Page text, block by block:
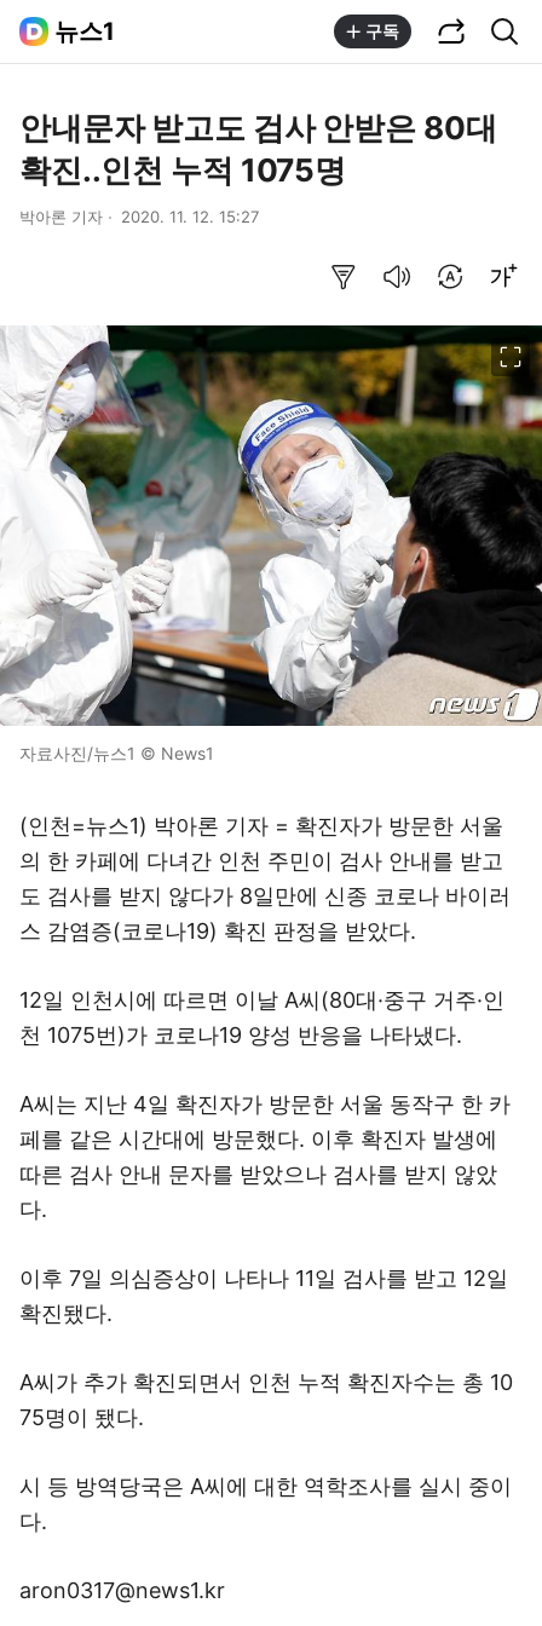
뉴스1 구독
안내문자 받고도 검사 안받은 80대
확진..인천 누적 1075명
박아론 기자 2020. 11. 12. 15:27
자료사진/뉴스1 © News1
(인천=뉴스1) 박아론 기자 = 확진자가 방문한 서울
의 한 카페에 다녀간 인천 주민이 검사 안내를 받고
도 검사를 받지 않다가 8일만에 신종 코로나 바이러
스 감염증(코로나19) 확진 판정을 받았다.
12일 인천시에 따르면 이날 A씨(80대·중구 거주·인
천 1075번)가 코로나19 양성 반응을 나타냈다.
A씨는 지난 4일 확진자가 방문한 서울 동작구 한 카
페를 같은 시간대에 방문했다. 이후 확진자 발생에
따른 검사 안내 문자를 받았으나 검사를 받지 않았
다.
이후 7일 의심증상이 나타나 11일 검사를 받고 12일
확진됐다.
A씨가 추가 확진되면서 인천 누적 확진자수는 총 10
75명이 됐다.
시 등 방역당국은 A씨에 대한 역학조사를 실시 중이
다.
aron0317@news1.kr